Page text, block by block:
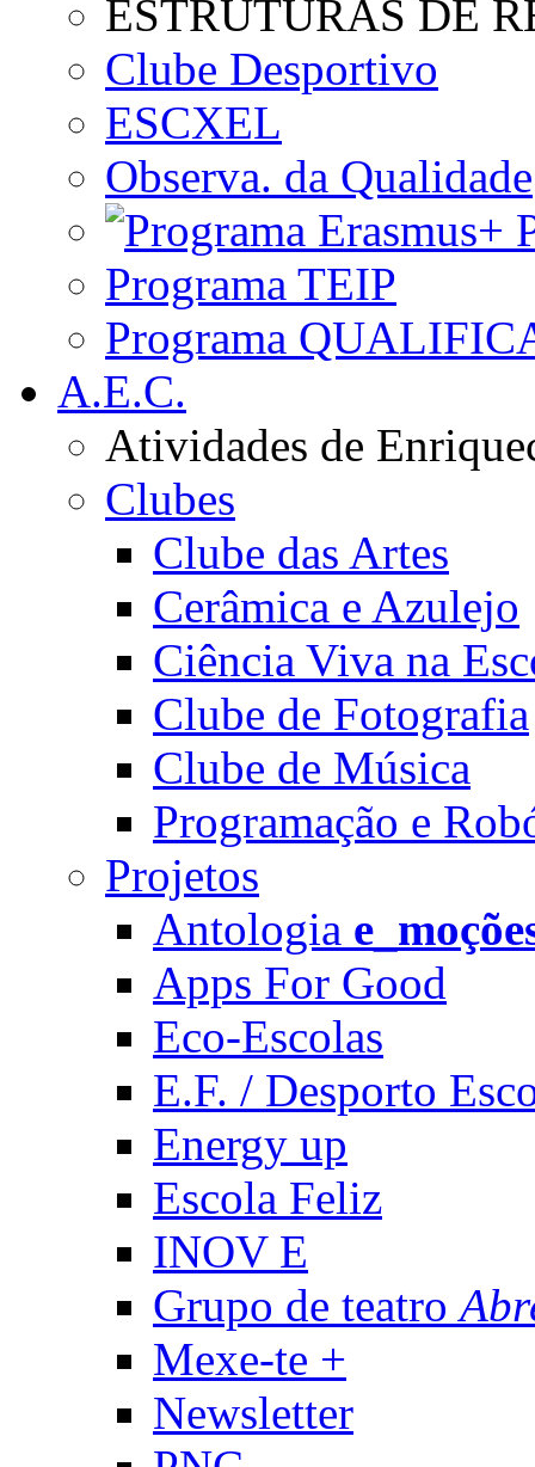
ESTRUTURAS DE
Clube Desportivo
ESCXEL
Observa. da Qualidade
Programa TEIP
Programa
A.E.C.
Atividades de
Clubes
Clube das Artes
Cerâmica e Azulejo
Ciência Viva na
Clube de Fotografia
Clube de Música
Programação e
Projetos
Antologia
Apps For Good
Eco-Escolas
E.F. / Desporto
Energy up
Escola Feliz
INOV E
Grupo de teatro
Mexe-te +
Newsletter